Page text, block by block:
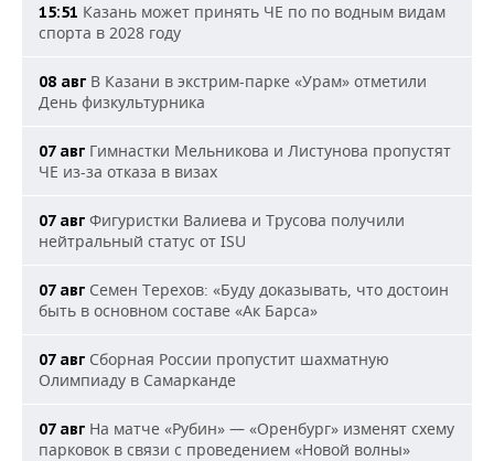
15:51 Казань может принять ЧЕ по по водным видам
спорта в 2028 году
08 авг В Казани в экстрим-парке «Урам» отметили
День физкультурника
07 авг Гимнастки Мельникова и Листунова пропустят
ЧЕ из-за отказа в визах
07 авг Фигуристки Валиева и Трусова получили
нейтральный статус от ISU
07 авг Семен Терехов: «Буду доказывать, что достоин
быть в основном составе «Ак Барса»
07 авг Сборная России пропустит шахматную
Олимпиаду в Самарканде
07 авг На матче «Рубин» — «Оренбург» изменят схему
парковок в связи с проведением «Новой волны»